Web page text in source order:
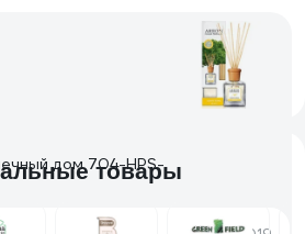
дом 704-HPS-
товары